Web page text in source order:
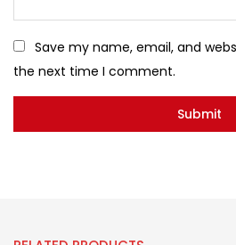
Save my name, email, and
the next time I comment.